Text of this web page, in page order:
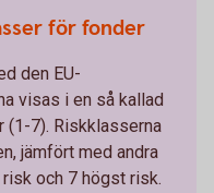
för fonder
den EU-
visas i en så kallad
7). Riskklasserna
jämfört med andra
och 7 högst risk.